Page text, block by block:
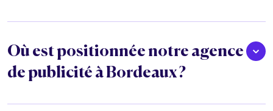
Où est positionnée notre agence
de publicité à Bordeaux ?